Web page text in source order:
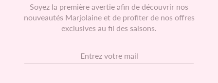
Soyez la première avertie afin de découvrir nos
nouveautés Marjolaine et de profiter de nos offres
exclusives au fil des saisons.